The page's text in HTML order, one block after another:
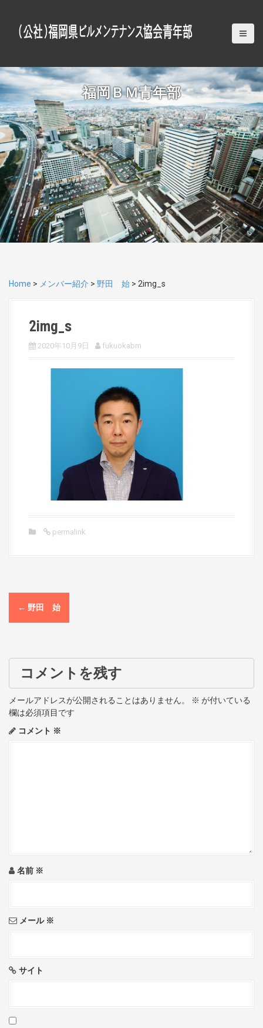
o
c
o
n
t
e
n
t
福岡ＢＭ青年部
Home > メンバー紹介 > 野田 始 > 2img_s
2img_s
2020年10月9日 fukuokabm
permalink
P
o
n
a
v
o
← 野田 始
コメントを残す
メールアドレスが公開されることはありません。 ※ が付いている
欄は必須項目です
コメント ※
名前 ※
メール ※
サイト